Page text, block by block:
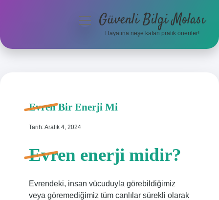
Anasayfa
menüyüGüvenli Bilgi Molası
Hayatına neşe katan pratik öneriler!
Evren Bir Enerji Mi
Tarih: Aralık 4, 2024
Evren enerji midir?
Evrendeki, insan vücuduyla görebildiğimiz
veya göremediğimiz tüm canlılar sürekli olarak